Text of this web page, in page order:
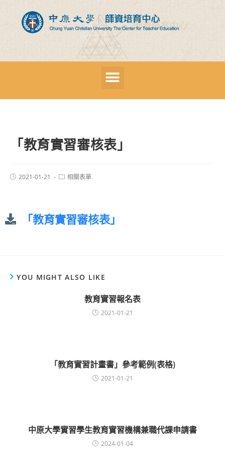
「教育實習審核表」
2021-01-21 相關表單
「教育實習審核表」
YOU MIGHT ALSO LIKE
教育實習報名表
2021-01-21
「教育實習計畫書」參考範例(表格)
2021-01-21
中原大學實習學生教育實習機構兼職代課申請書
2024-01-04